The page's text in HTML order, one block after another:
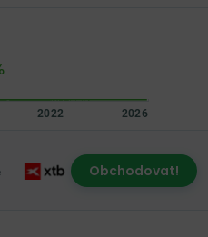
Obchodovat!